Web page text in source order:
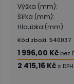
Výška (mm):
Šířka (mm):
Hloubka (mm):
Kód zboží: 540037
1 996,00 Kč bez
2 415,16 Kč s DPH